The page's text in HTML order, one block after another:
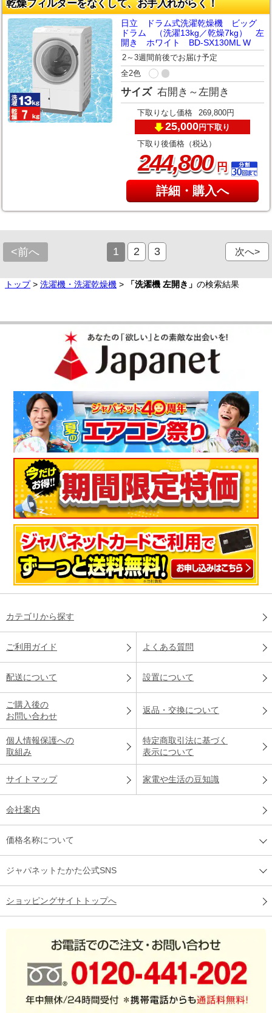
乾燥フィルターをなくして、お手入れがらく！
日立 ドラム式洗濯乾燥機 ビッグ
ドラム （洗濯13kg／乾燥7kg） 左
開き ホワイト BD-SX130ML W
2～3週間前後でお届け予定
全2色
サイズ 右開き～左開き
下取りなし価格 269,800円
25,000円下取り
下取り後価格（税込）
244,800円
詳細・購入へ
<前へ 1 2 3 次へ>
トップ> 洗濯機・洗濯乾燥機 > 「洗濯機 左開き」 の検索結果
カテゴリから探す
ご利用ガイド よくある質問
配送について 設置について
ご購入後の
お問い合わせ
返品・交換について
個人情報保護への
取組み
特定商取引法に基づく
表示について
サイトマップ 家電や生活の豆知識
会社案内
価格名称について
ジャパネットたかた公式SNS
ショッピングサイトトップへ